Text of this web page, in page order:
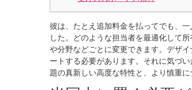
彼は、たとえ追加料金を払ってでも、
した。どのような担当者を最適化して
や分野などごとに変更できます。デザ
ートする必要があります。それに気づ
題の真新しい高度な特性と、より慎重